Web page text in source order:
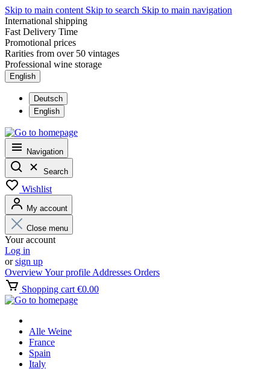
Skip to main content Skip to search Skip to main navigation
International shipping
Fast Delivery Time
Promotional prices
Rarities from over 50 vintages
Professional wine storage
English
Deutsch
English
Navigation
Search
Wishlist
My account
Close menu
Your account
Log in
orsign up
OverviewYour profile Addresses Orders
Shopping cart €0.00
Alle Weine
France
Spain
Italy